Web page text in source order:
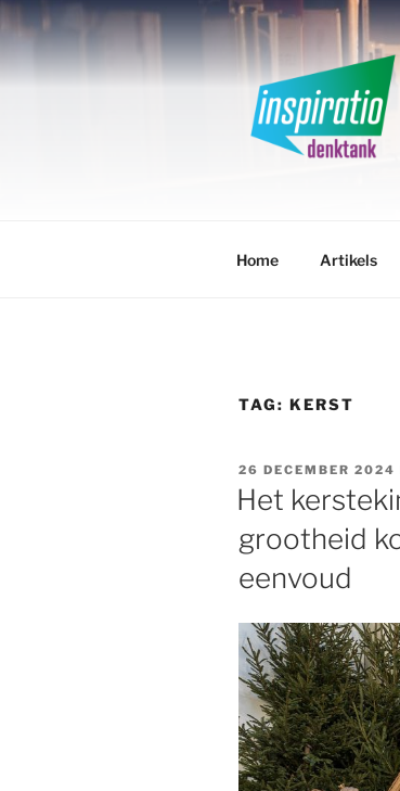
Spring
naar
de
Home Artikels
TAG: KERST
GEPLAATST
OP
26 DECEMBER 2024
Het
grootheid
eenvoud